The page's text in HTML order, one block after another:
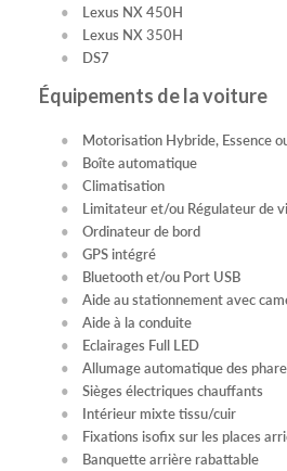
Lexus NX 450H
Lexus NX 350H
DS7
Équipements de la voiture
Motorisation Hybride, Essence
Boîte automatique
Climatisation
Limitateur et/ou Régulateur de
Ordinateur de bord
GPS intégré
Bluetooth et/ou Port USB
Aide au stationnement avec
Aide à la conduite
Eclairages Full LED
Allumage automatique des
Sièges électriques chauffants
Intérieur mixte tissu/cuir
Fixations isofix sur les places
Banquette arrière rabattable